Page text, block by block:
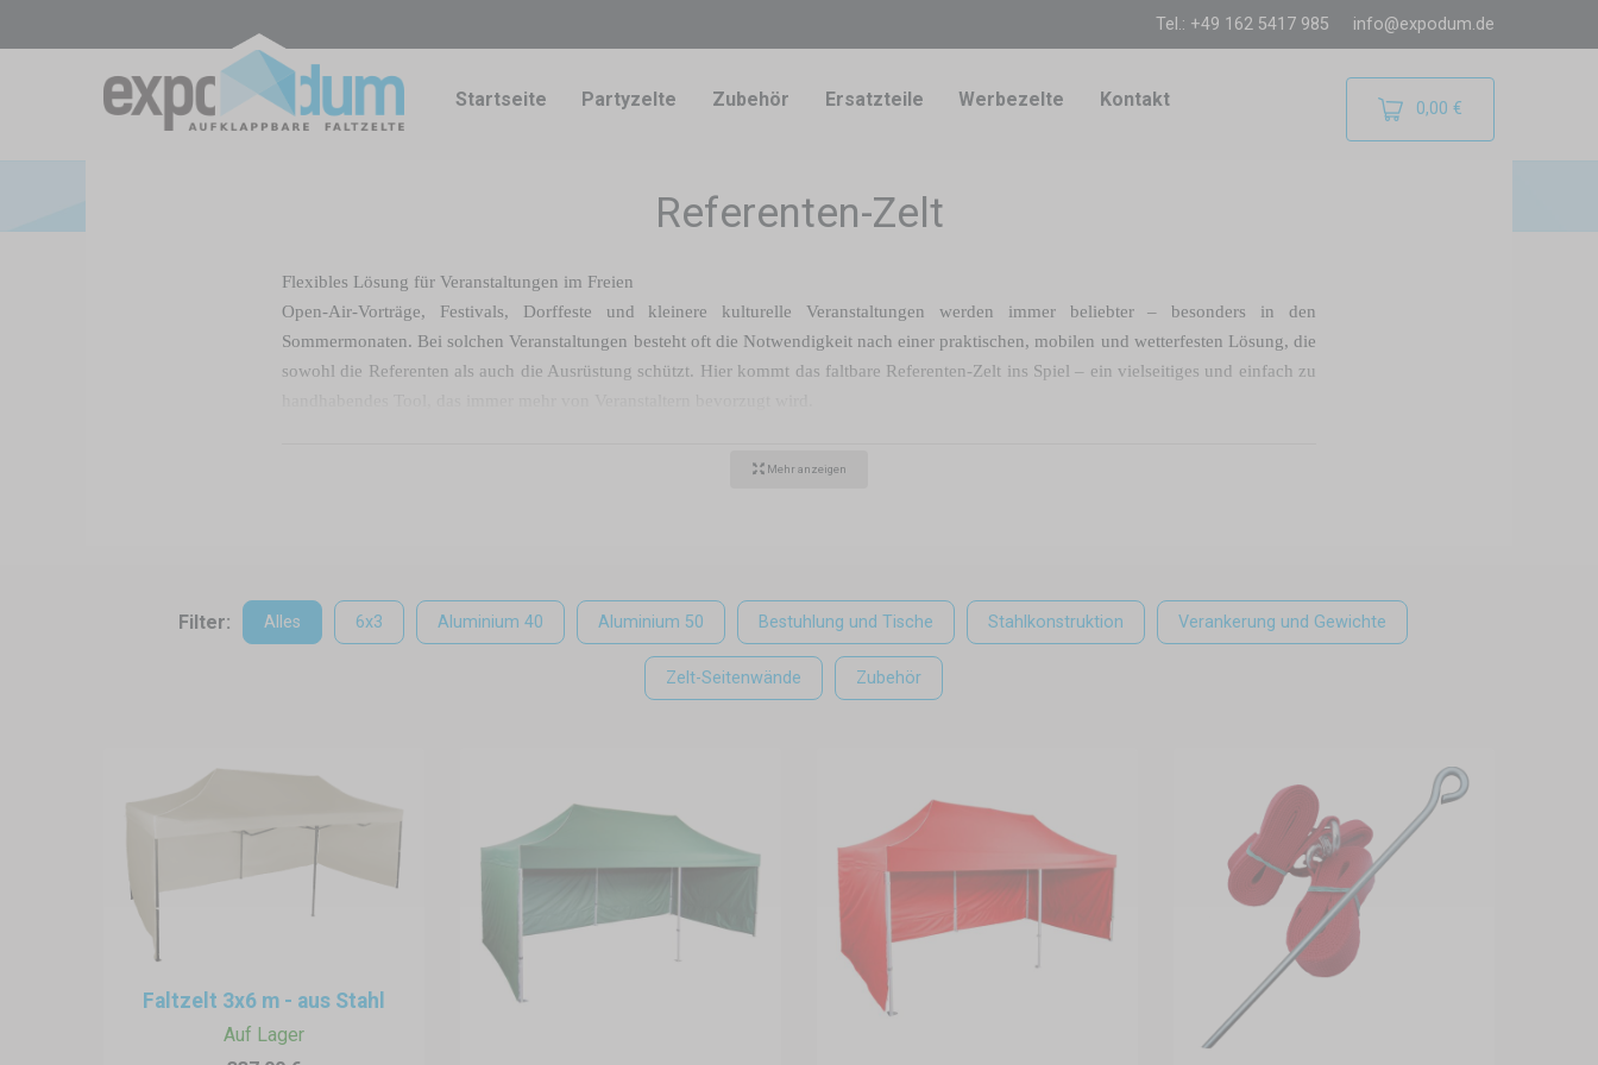
Tel.: +49 162 5417 985 info@expodum.de
Startseite Partyzelte Zubehör Ersatzteile Werbezelte Kontakt 0,00 €
Referenten-Zelt
Flexibles Lösung für Veranstaltungen im Freien
Open-Air-Vorträge, Festivals, Dorffeste und kleinere kulturelle Veranstaltungen werden immer beliebter – besonders in den
Sommermonaten. Bei solchen Veranstaltungen besteht oft die Notwendigkeit nach einer praktischen, mobilen und wetterfesten Lösung, die
sowohl die Referenten als auch die Ausrüstung schützt. Hier kommt das faltbare Referenten-Zelt ins Spiel – ein vielseitiges und einfach zu
Mehr anzeigen
Filter: Alles 6x3 Aluminium 40 Aluminium 50 Bestuhlung und Tische Stahlkonstruktion Verankerung und Gewichte
Zelt-Seitenwände Zubehör
Faltzelt 3x6 m - aus Stahl
Auf Lager